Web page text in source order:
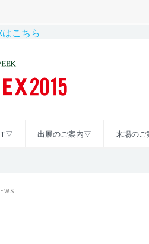
こちら
出展のご案内▽ 来場の